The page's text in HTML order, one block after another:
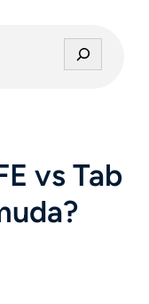
e
a
r
vs Tab